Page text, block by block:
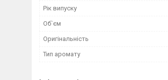
Рік випуску
Об`єм
Оригінальність
Тип аромату